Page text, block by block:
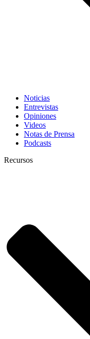
Noticias
Entrevistas
Opiniones
Videos
Notas de Prensa
Podcasts
Recursos